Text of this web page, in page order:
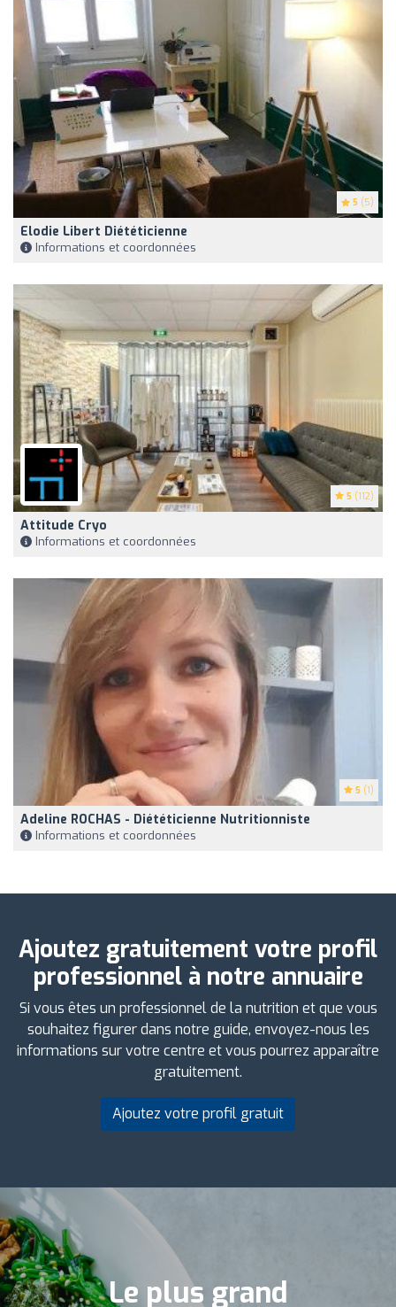
5 (5)
Elodie Libert Diététicienne
Informations et coordonnées
5 (112)
Attitude Cryo
Informations et coordonnées
5 (1)
Adeline ROCHAS - Diététicienne Nutritionniste
Informations et coordonnées
Ajoutez gratuitement votre profil
professionnel à notre annuaire
Si vous êtes un professionnel de la nutrition et que vous
souhaitez figurer dans notre guide, envoyez-nous les
informations sur votre centre et vous pourrez apparaître
gratuitement.
Ajoutez votre profil gratuit
Le plus grand